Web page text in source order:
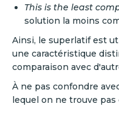
This is the least
solution la moins
Ainsi, le superlatif est
une caractéristique
comparaison avec
À ne pas confondre
lequel on ne trouve pas